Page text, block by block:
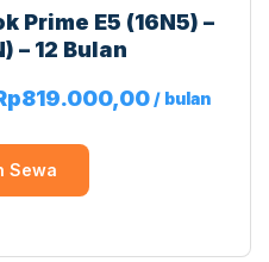
Prime E5 (16N5) –
– 12 Bulan
819.000,00/ bulan
Sewa